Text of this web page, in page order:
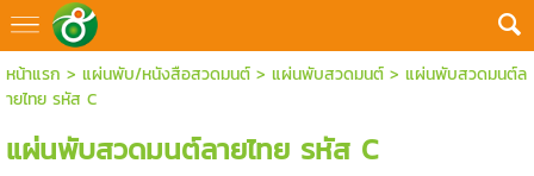
หน้าแรก > แผ่นพับ/หนังสือสวดมนต์> แผ่นพับสวดมนต์> แผ่นพับสวดมนต์ล
ายไทย รหัส C
แผ่นพับสวดมนต์ลายไทย รหัส C